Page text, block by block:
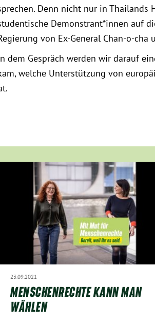
Denn nicht nur in Thailands
Demonstrant*innen auf
von Ex-General Chan-o-cha
dem Gespräch werden wir darauf
welche Unterstützung von
23.09.2021
MENSCHENRECHTE KANN MAN
WÄHLEN